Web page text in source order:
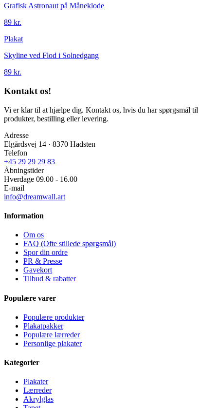
Grafisk Astronaut på Måneklode
89 kr.
Plakat
Skyline ved Flod i Solnedgang
89 kr.
Kontakt os!
Vi er klar til at hjælpe dig. Kontakt os, hvis du har spørgsmål til
produkter, bestilling eller levering.
Adresse
Elgårdsvej 14 · 8370 Hadsten
Telefon
+45 29 29 29 83
Åbningstider
Hverdage 09.00 - 16.00
E-mail
info@dreamwall.art
Information
Om os
FAQ (Ofte stillede spørgsmål)
Spor din ordre
PR & Presse
Gavekort
Tilbud & rabatter
Populære varer
Populære produkter
Plakatpakker
Populære lærreder
Personlige plakater
Kategorier
Plakater
Lærreder
Akrylglas